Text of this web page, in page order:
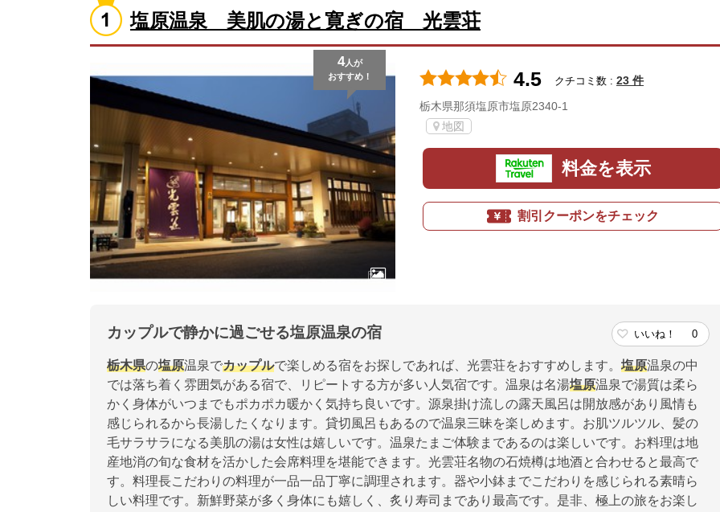
塩原温泉 美肌の湯と寛ぎの宿 光雲荘
4人が
おすすめ！
4.5 クチコミ数 : 23 件
栃木県那須塩原市塩原2340-1
地図
料金を表示
割引クーポンをチェック
カップルで静かに過ごせる塩原温泉の宿 いいね！ 0
栃木県の塩原温泉でカップルで楽しめる宿をお探しであれば、光雲荘をおすすめします。 塩原温泉の中
では落ち着く雰囲気がある宿で、リピートする方が多い人気宿です。温泉は名湯塩原温泉で湯質は柔ら
かく身体がいつまでもポカポカ暖かく気持ち良いです。源泉掛け流しの露天風呂は開放感があり風情も
感じられるから長湯したくなります。貸切風呂もあるので温泉三昧を楽しめます。お肌ツルツル、髪の
毛サラサラになる美肌の湯は女性は嬉しいです。温泉たまご体験まであるのは楽しいです。お料理は地
産地消の旬な食材を活かした会席料理を堪能できます。光雲荘名物の石焼樽は地酒と合わせると最高で
す。料理長こだわりの料理が一品一品丁寧に調理されます。器や小鉢までこだわりを感じられる素晴ら
しい料理です。新鮮野菜が多く身体にも嬉しく、炙り寿司まであり最高です。是非、極上の旅をお楽し